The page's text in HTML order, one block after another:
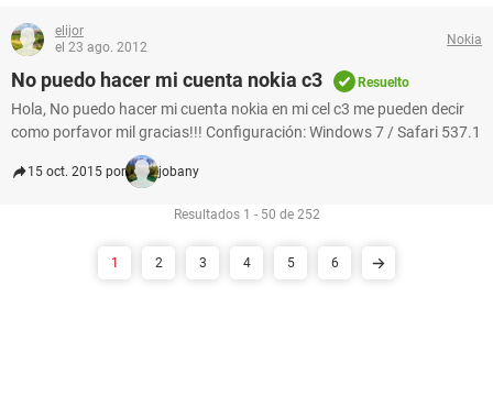
elijor
el 23 ago. 2012
Nokia
No puedo hacer mi cuenta nokia c3 Resuelto
Hola, No puedo hacer mi cuenta nokia en mi cel c3 me pueden decir
como porfavor mil gracias!!! Configuración: Windows 7 / Safari 537.1
15 oct. 2015 por jobany
Resultados 1 - 50 de 252
1 2 3 4 5 6